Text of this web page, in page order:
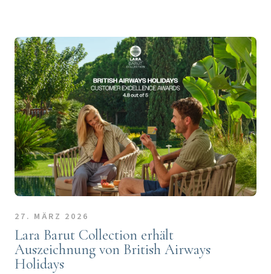
27. MÄRZ 2026
Lara Barut Collection erhält
Auszeichnung von British Airways
Holidays